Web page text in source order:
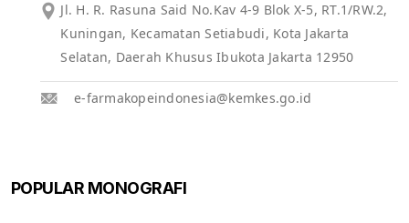
Jl. H. R. Rasuna Said No.Kav 4-9 Blok X-5, RT.1/RW.2,
Kuningan, Kecamatan Setiabudi, Kota Jakarta
Selatan, Daerah Khusus Ibukota Jakarta 12950
e-farmakopeindonesia@kemkes.go.id
POPULAR MONOGRAFI